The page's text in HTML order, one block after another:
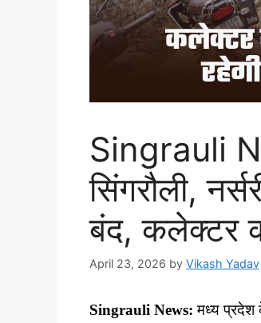
Singrauli
सिंगरौली,
बंद, कलेक्टर
April 23, 2026 by Vikash Yadav
Singrauli News: मध्य प्रदेश